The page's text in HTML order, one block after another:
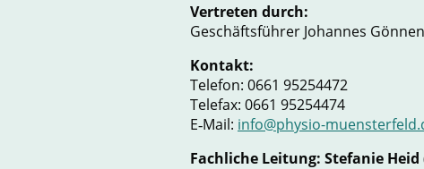
Vertreten durch:
Geschäftsführer Johannes
Kontakt:
Telefon: 0661 95254472
Telefax: 0661 95254474
E‑Mail: info@physio-
Fachliche Leitung: Stefanie